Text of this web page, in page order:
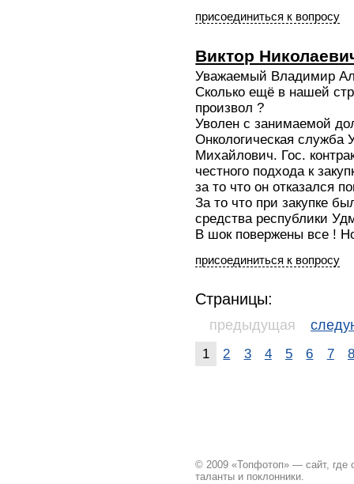
присоединиться к вопросу
Виктор
Уважаемый Владимир
Сколько ещё в нашей
произвол ?
Уволен с занимаемой
Онкологическая
Михайлович. Гос.
честного подхода к
за то что он отказался
За то что при закупке
средства республики
В шок повержены все !
присоединиться к вопросу
Страницы:
предыдущая
1 2 3 4 5 6 7 8
© 2009 «Топфотоп» — сайт, где
таланты и поклонники.